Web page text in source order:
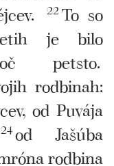
22To so
je bilo
petsto.
rodbinah:
od Puvája
24od Jašúba
rodbina